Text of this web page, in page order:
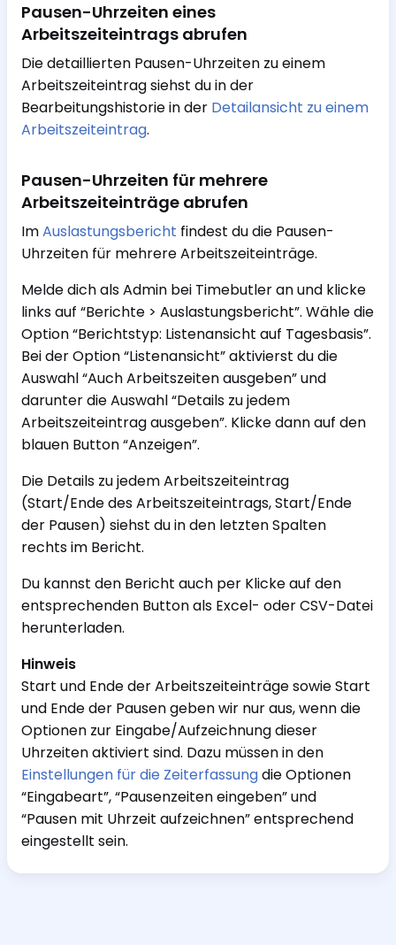
Pausen-Uhrzeiten eines
Arbeitszeiteintrags abrufen
Die detaillierten Pausen-Uhrzeiten zu einem
Arbeitszeiteintrag siehst du in der
Bearbeitungshistorie in der Detailansicht zu einem
Arbeitszeiteintrag.
Pausen-Uhrzeiten für mehrere
Arbeitszeiteinträge abrufen
ImAuslastungsbericht findest du die Pausen-
Uhrzeiten für mehrere Arbeitszeiteinträge.
Melde dich als Admin bei Timebutler an und klicke
links auf “Berichte > Auslastungsbericht”. Wähle die
Option “Berichtstyp: Listenansicht auf Tagesbasis”.
Bei der Option “Listenansicht” aktivierst du die
Auswahl “Auch Arbeitszeiten ausgeben” und
darunter die Auswahl “Details zu jedem
Arbeitszeiteintrag ausgeben”. Klicke dann auf den
blauen Button “Anzeigen”.
Die Details zu jedem Arbeitszeiteintrag
(Start/Ende des Arbeitszeiteintrags, Start/Ende
der Pausen) siehst du in den letzten Spalten
rechts im Bericht.
Du kannst den Bericht auch per Klicke auf den
entsprechenden Button als Excel- oder CSV-Datei
herunterladen.
Hinweis
Start und Ende der Arbeitszeiteinträge sowie Start
und Ende der Pausen geben wir nur aus, wenn die
Optionen zur Eingabe/Aufzeichnung dieser
Uhrzeiten aktiviert sind. Dazu müssen in den
Einstellungen für die Zeiterfassungdie Optionen
“Eingabeart”, “Pausenzeiten eingeben” und
“Pausen mit Uhrzeit aufzeichnen” entsprechend
eingestellt sein.